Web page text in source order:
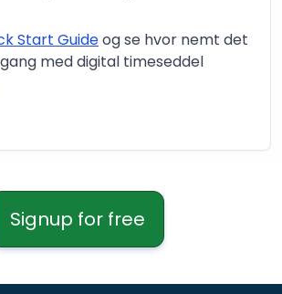
Start Guideog se hvor nemt det
med digital timeseddel
Signup for free